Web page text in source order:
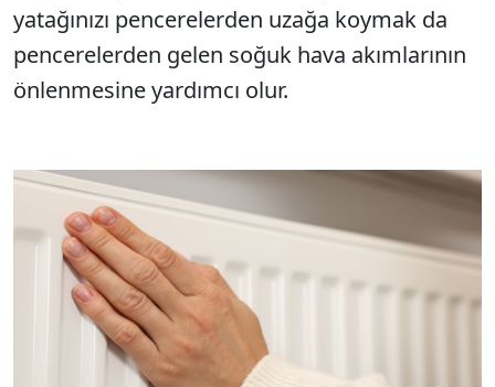
yatağınızı pencerelerden uzağa koymak da
pencerelerden gelen soğuk hava akımlarının
önlenmesine yardımcı olur.